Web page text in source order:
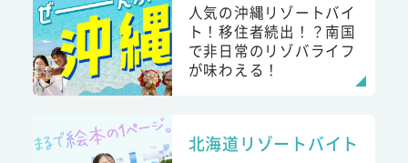
人気の沖縄リゾートバイ
ト！移住者続出！？南国
で非日常のリゾバライフ
が味わえる！
北海道リゾートバイト